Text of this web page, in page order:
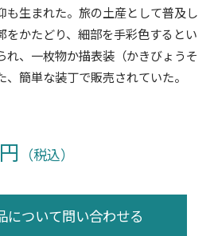
も生まれた。旅の土産として普及し
をかたどり、細部を手彩色するとい
れ、一枚物か描表装（かきびょうそ
簡単な装丁で販売されていた。
（税込）